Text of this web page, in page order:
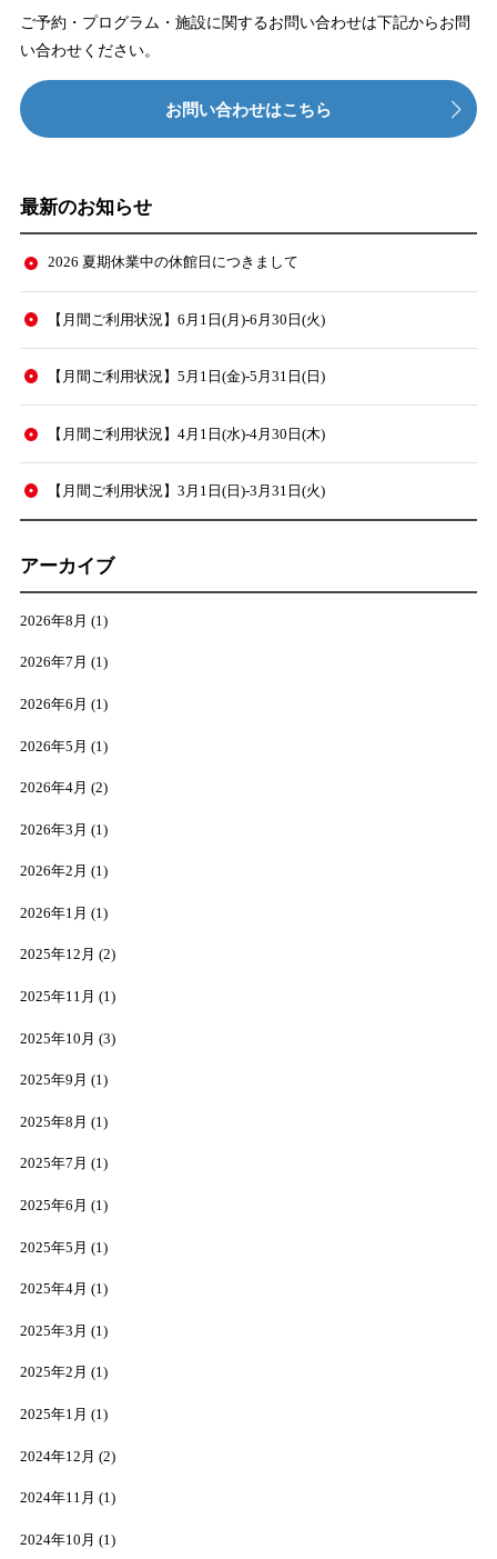
ご予約・プログラム・施設に関するお問い合わせは下記からお問
い合わせください。
お問い合わせはこちら
最新のお知らせ
2026 夏期休業中の休館日につきまして
【月間ご利用状況】6月1日(月)-6月30日(火)
【月間ご利用状況】5月1日(金)-5月31日(日)
【月間ご利用状況】4月1日(水)-4月30日(木)
【月間ご利用状況】3月1日(日)-3月31日(火)
アーカイブ
2026年8月 (1)
2026年7月 (1)
2026年6月 (1)
2026年5月 (1)
2026年4月 (2)
2026年3月 (1)
2026年2月 (1)
2026年1月 (1)
2025年12月 (2)
2025年11月 (1)
2025年10月 (3)
2025年9月 (1)
2025年8月 (1)
2025年7月 (1)
2025年6月 (1)
2025年5月 (1)
2025年4月 (1)
2025年3月 (1)
2025年2月 (1)
2025年1月 (1)
2024年12月 (2)
2024年11月 (1)
2024年10月 (1)